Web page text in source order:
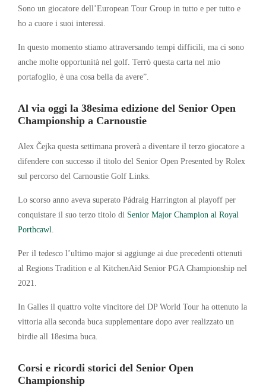
Sono un giocatore dell’European Tour Group in tutto e per tutto e
ho a cuore i suoi interessi.
In questo momento stiamo attraversando tempi difficili, ma ci sono
anche molte opportunità nel golf. Terrò questa carta nel mio
portafoglio, è una cosa bella da avere”.
Al via oggi la 38esima edizione del Senior Open
Championship a Carnoustie
Alex Čejka questa settimana proverà a diventare il terzo giocatore a
difendere con successo il titolo del Senior Open Presented by Rolex
sul percorso del Carnoustie Golf Links.
Lo scorso anno aveva superato Pádraig Harrington al playoff per
conquistare il suo terzo titolo di Senior Major Champion al Royal
Porthcawl
Per il tedesco l’ultimo major si aggiunge ai due precedenti ottenuti
al Regions Tradition e al KitchenAid Senior PGA Championship nel
2021.
In Galles il quattro volte vincitore del DP World Tour ha ottenuto la
vittoria alla seconda buca supplementare dopo aver realizzato un
birdie all 18esima buca.
Corsi e ricordi storici del Senior Open
Championship